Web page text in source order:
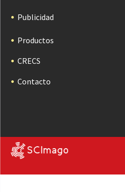
Publicidad
Productos
CRECS
Contacto